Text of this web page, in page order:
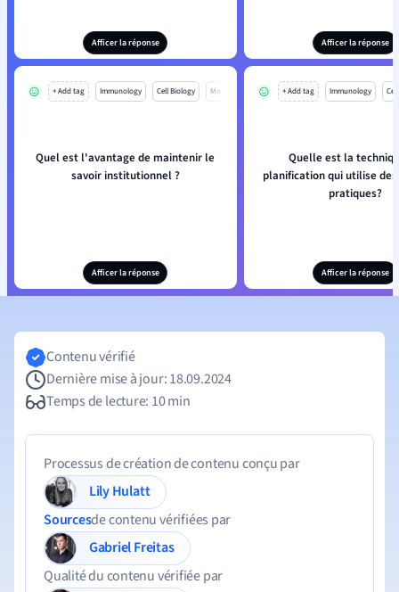
Afficer la réponse Afficer la réponse
+ Add tag Immunology Cell Biology Mo
Quel est l'avantage de maintenir le
savoir institutionnel ?
Afficer la réponse
+ Add tag Immunology
Quelle est la
planification qui utilise
pratiques?
Afficer la réponse
Contenu vérifié
Dernière mise à jour: 18.09.2024
Temps de lecture: 10 min
Processus de création de contenu conçu par
Lily Hulatt
Sourcesde contenu vérifiées par
Gabriel Freitas
Qualité du contenu vérifiée par